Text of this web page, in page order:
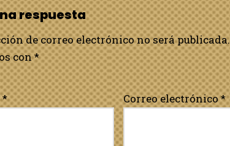
respuesta
de correo electrónico no será publicada.
con*
* Correo electrónico*